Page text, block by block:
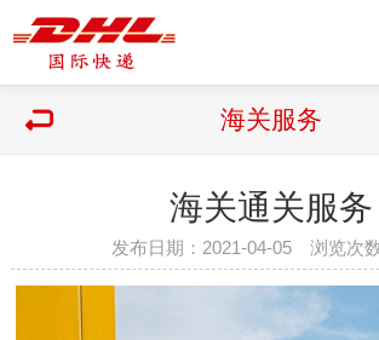
海关服务
海关通关服务
发布日期：2021-04-05 浏览次数